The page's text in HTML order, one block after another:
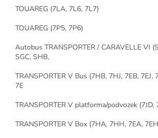
TOUAREG (7LA, 7L6, 7L7)
TOUAREG (7P5, 7P6)
Autobus TRANSPORTER / CARAVELLE VI
SGC, SHB,
TRANSPORTER V Bus (7HB, 7HJ, 7EB, 7EJ,
7E
TRANSPORTER V platforma/podvozek (7JD,
TRANSPORTER V Box (7HA, 7HH, 7EA,